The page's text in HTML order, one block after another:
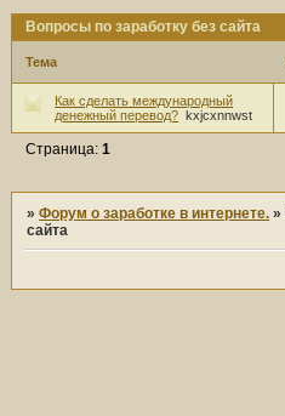
Вопросы по заработку без сайта
Тема
Как сделать международный
денежный перевод? kxjcxnnwst
Страница:1
»Форум о заработке в интернете. »
сайта